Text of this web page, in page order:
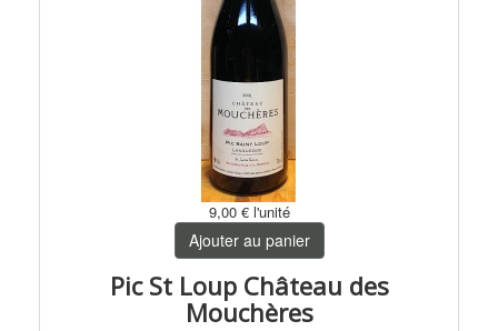
9,00 € l'unité
Ajouter au panier
Pic St Loup Château des
Mouchères